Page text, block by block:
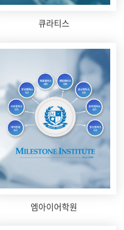
큐라티스
엠아이어학원